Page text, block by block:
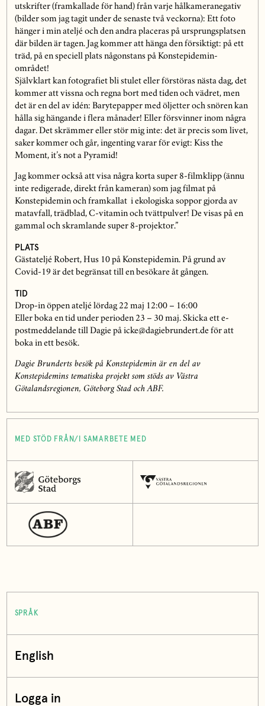
utskrifter (framkallade för hand) från varje hålkameranegativ
(bilder som jag tagit under de senaste två veckorna): Ett foto
hänger i min ateljé och den andra placeras på ursprungsplatsen
där bilden är tagen. Jag kommer att hänga den försiktigt: på ett
träd, på en speciell plats någonstans på Konstepidemin-
området!
Självklart kan fotografiet bli stulet eller förstöras nästa dag, det
kommer att vissna och regna bort med tiden och vädret, men
det är en del av idén: Barytepapper med öljetter och snören kan
hålla sig hängande i flera månader! Eller försvinner inom några
dagar. Det skrämmer eller stör mig inte: det är precis som livet,
saker kommer och går, ingenting varar för evigt: Kiss the
Moment, it’s not a Pyramid!
Jag kommer också att visa några korta super 8-filmklipp (ännu
inte redigerade, direkt från kameran) som jag filmat på
Konstepidemin och framkallat i ekologiska soppor gjorda av
matavfall, trädblad, C-vitamin och tvättpulver! De visas på en
gammal och skramlande super 8-projektor.”
PLATS
Gästateljé Robert, Hus 10 på Konstepidemin. På grund av
Covid-19 är det begränsat till en besökare åt gången.
TID
Drop-in öppen ateljé lördag 22 maj 12:00 – 16:00
Eller boka en tid under perioden 23 – 30 maj. Skicka ett e-
postmeddelande till Dagie på icke@dagiebrundert.de för att
boka in ett besök.
Dagie Brunderts besök på Konstepidemin är en del av
Konstepidemins tematiska projekt som stöds av Västra
Götalandsregionen, Göteborg Stad och ABF.
MED STÖD FRÅN/I SAMARBETE MED
SPRÅK
English
Logga in